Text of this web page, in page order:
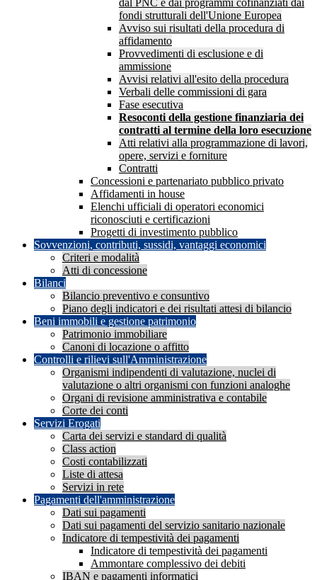
dal PNC e dai programmi cofinanziati dai
fondi strutturali dell'Unione Europea
Avviso sui risultati della procedura di
affidamento
Provvedimenti di esclusione e di
ammissione
Avvisi relativi all'esito della procedura
Verbali delle commissioni di gara
Fase esecutiva
Resoconti della gestione finanziaria dei
contratti al termine della loro esecuzione
Atti relativi alla programmazione di lavori,
opere, servizi e forniture
Contratti
Concessioni e partenariato pubblico privato
Affidamenti in house
Elenchi ufficiali di operatori economici
riconosciuti e certificazioni
Progetti di investimento pubblico
Sovvenzioni, contributi, sussidi, vantaggi economici
Criteri e modalità
Atti di concessione
Bilanci
Bilancio preventivo e consuntivo
Piano degli indicatori e dei risultati attesi di bilancio
Beni immobili e gestione patrimonio
Patrimonio immobiliare
Canoni di locazione o affitto
Controlli e rilievi sull'Amministrazione
Organismi indipendenti di valutazione, nuclei di
valutazione o altri organismi con funzioni analoghe
Organi di revisione amministrativa e contabile
Corte dei conti
Servizi Erogati
Carta dei servizi e standard di qualità
Class action
Costi contabilizzati
Liste di attesa
Servizi in rete
Pagamenti dell'amministrazione
Dati sui pagamenti
Dati sui pagamenti del servizio sanitario nazionale
Indicatore di tempestività dei pagamenti
Indicatore di tempestività dei pagamenti
Ammontare complessivo dei debiti
IBAN e pagamenti informatici